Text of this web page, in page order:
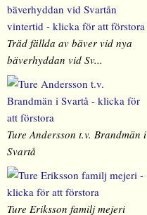
Träd fällda av bäver vid nya
bäverhyddan vid Sv...
Ture Andersson t.v. Brandmän i
Svartå
Ture Eriksson familj mejeri